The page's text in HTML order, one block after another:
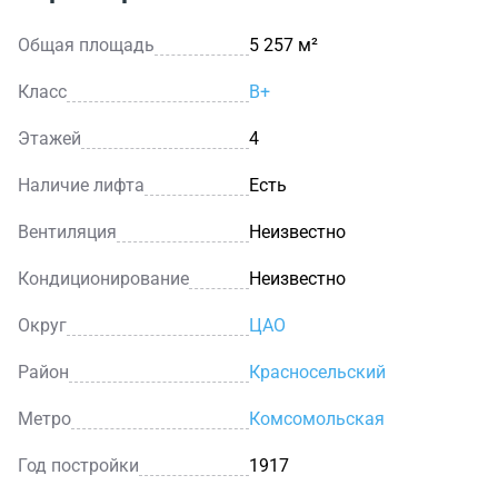
Общая площадь 5 257 м²
Класс B+
Этажей 4
Наличие лифта Есть
Вентиляция Неизвестно
Кондиционирование Неизвестно
Округ ЦАО
Район Красносельский
Метро Комсомольская
Год постройки 1917